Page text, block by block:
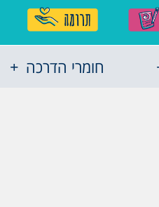
חומרי הדרכה